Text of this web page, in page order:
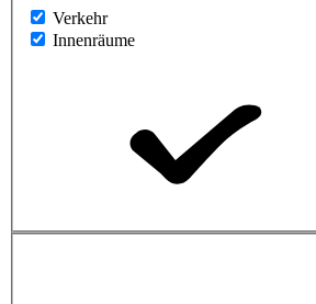
Verkehr
Innenräume